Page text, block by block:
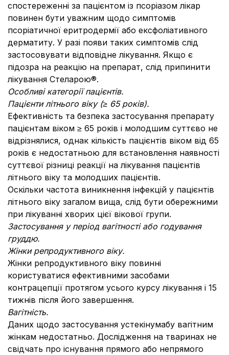
спостереженні за пацієнтом із псоріазом лікар
повинен бути уважним щодо симптомів
псоріатичної еритродермії або ексфоліативного
дерматиту. У разі появи таких симптомів слід
застосовувати відповідне лікування. Якщо є
підозра на реакцію на препарат, слід припинити
лікування Стеларою®.
Особливі категорії пацієнтів.
Пацієнти літнього віку (≥ 65 років).
Ефективність та безпека застосування препарату
пацієнтам віком ≥ 65 років і молодшим суттєво не
відрізнялися, однак кількість пацієнтів віком від 65
років є недостатньою для встановлення наявності
суттєвої різниці реакції на лікування пацієнтів
літнього віку та молодших пацієнтів.
Оскільки частота виникнення інфекцій у пацієнтів
літнього віку загалом вища, слід бути обережними
при лікуванні хворих цієї вікової групи.
Застосування у період вагітності або годування
груддю.
Жінки репродуктивного віку.
Жінки репродуктивного віку повинні
користуватися ефективними засобами
контрацепції протягом усього курсу лікування і 15
тижнів після його завершення.
Вагітність.
Даних щодо застосування устекінумабу вагітним
жінкам недостатньо. Дослідження на тваринах не
свідчать про існування прямого або непрямого